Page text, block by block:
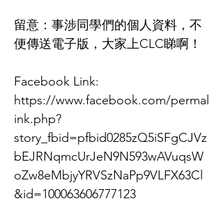
留意：事涉同學們的個人資料，不
便傳送電子版，大家上CLC睇啊！
Facebook Link:
https://www.facebook.com/permal
ink.php?
story_fbid=pfbid0285zQ5iSFgCJVz
bEJRNqmcUrJeN9N593wAVuqsW
oZw8eMbjyYRVSzNaPp9VLFX63Cl
&id=100063606777123